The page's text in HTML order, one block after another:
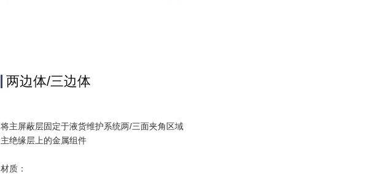
两边体/三边体
将主屏蔽层固定于液货维护系统两/三面夹角区域
主绝缘层上的金属组件
材质：